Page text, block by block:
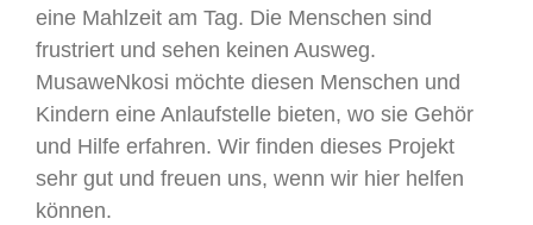
eine Mahlzeit am Tag. Die Menschen sind
frustriert und sehen keinen Ausweg.
MusaweNkosi möchte diesen Menschen und
Kindern eine Anlaufstelle bieten, wo sie Gehör
und Hilfe erfahren. Wir finden dieses Projekt
sehr gut und freuen uns, wenn wir hier helfen
können.